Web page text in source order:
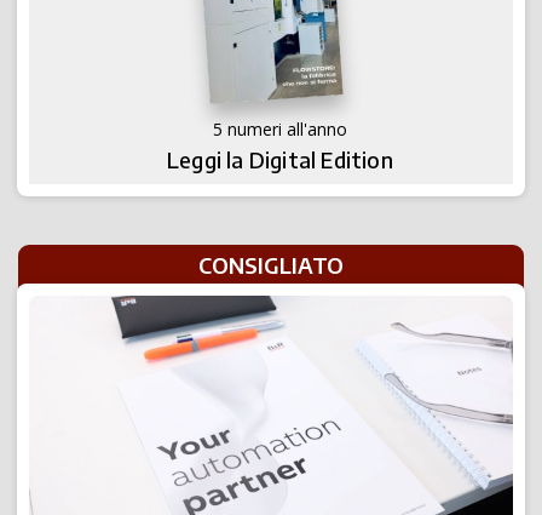
5 numeri all'anno
Leggi la Digital Edition
CONSIGLIATO